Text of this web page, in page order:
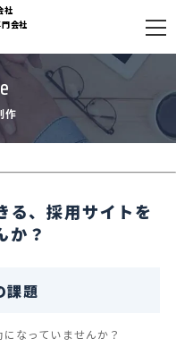
社
会社
作
る、採用サイトを
か？
課題
なっていませんか？